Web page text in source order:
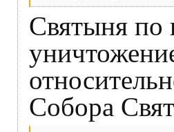
Святыня по
Собора